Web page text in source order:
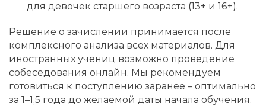
для девочек старшего возраста (13+ и 16+).
Решение о зачислении принимается после
комплексного анализа всех материалов. Для
иностранных учениц возможно проведение
собеседования онлайн. Мы рекомендуем
готовиться к поступлению заранее – оптимально
за 1–1,5 года до желаемой даты начала обучения.